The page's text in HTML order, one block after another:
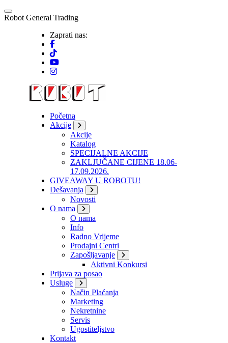
Skip
to
Robot General Trading
Zaprati nas:
Početna
Akcije
Akcije
Katalog
SPECIJALNE AKCIJE
ZAKLJUČANE CIJENE 18.06-
17.09.2026.
GIVEAWAY U ROBOTU!
Dešavanja
Novosti
O nama
O nama
Info
Radno Vrijeme
Prodajni Centri
Zapošljavanje
Aktivni Konkursi
Prijava za posao
Usluge
Način Plaćanja
Marketing
Nekretnine
Servis
Ugostiteljstvo
Kontakt